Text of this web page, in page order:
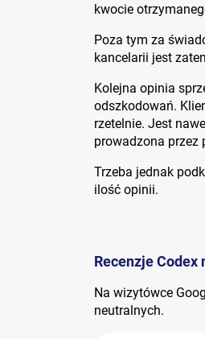
kwocie
Poza tym za
kancelarii jest
Kolejna opinia
odszkodowań.
rzetelnie. Jest
prowadzona przez
Trzeba jednak
ilość opinii.
Recenzje Codex
Na wizytówce
neutralnych.